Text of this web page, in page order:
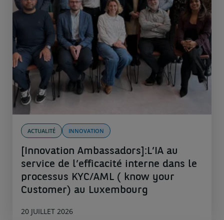
ACTUALITÉ INNOVATION
[Innovation Ambassadors]:L’IA au
service de l’efficacité interne dans le
processus KYC/AML ( know your
Customer) au Luxembourg
20 JUILLET 2026